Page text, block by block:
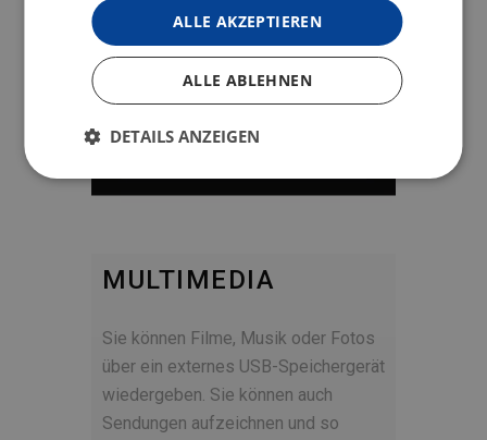
MULTIMEDIA
Sie können Filme, Musik oder Fotos
über ein externes USB-Speichergerät
wiedergeben. Sie können auch
Sendungen aufzeichnen und so
ALLE AKZEPTIEREN
ALLE ABLEHNEN
DETAILS ANZEIGEN